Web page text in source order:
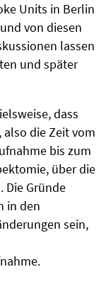
Units in Berlin
von diesen
lassen
und später
dass
die Zeit vom
bis zum
über die
Die Gründe
in den
sein,